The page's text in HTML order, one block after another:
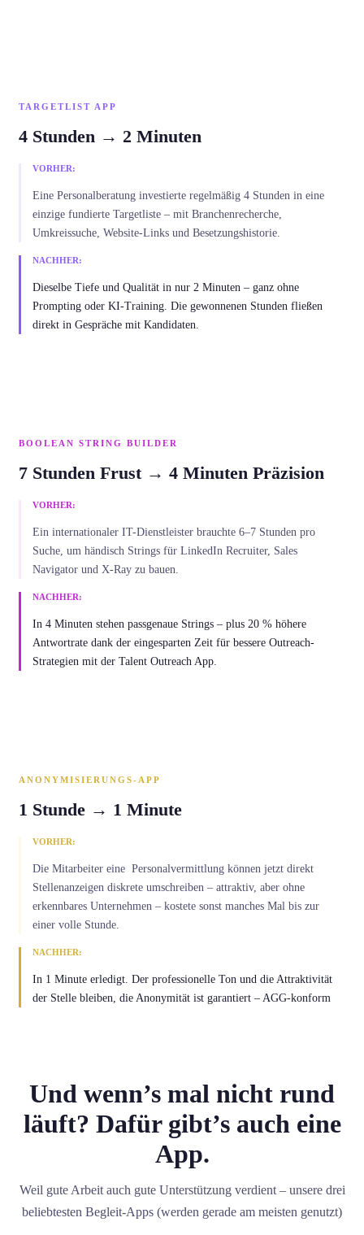
TARGETLIST APP
4 Stunden → 2 Minuten
VORHER:
Eine Personalberatung investierte regelmäßig 4 Stunden in eine
einzige fundierte Targetliste – mit Branchenrecherche,
Umkreissuche, Website-Links und Besetzungshistorie.
NACHHER:
Dieselbe Tiefe und Qualität in nur 2 Minuten – ganz ohne
Prompting oder KI-Training. Die gewonnenen Stunden fließen
direkt in Gespräche mit Kandidaten.
BOOLEAN STRING BUILDER
7 Stunden Frust → 4 Minuten Präzision
VORHER:
Ein internationaler IT-Dienstleister brauchte 6–7 Stunden pro
Suche, um händisch Strings für LinkedIn Recruiter, Sales
Navigator und X-Ray zu bauen.
NACHHER:
In 4 Minuten stehen passgenaue Strings – plus 20 % höhere
Antwortrate dank der eingesparten Zeit für bessere Outreach-
Strategien mit der Talent Outreach App.
ANONYMISIERUNGS-APP
1 Stunde → 1 Minute
VORHER:
Die Mitarbeiter eine Personalvermittlung können jetzt direkt
Stellenanzeigen diskrete umschreiben – attraktiv, aber ohne
erkennbares Unternehmen – kostete sonst manches Mal bis zur
einer volle Stunde.
NACHHER:
In 1 Minute erledigt. Der professionelle Ton und die Attraktivität
der Stelle bleiben, die Anonymität ist garantiert – AGG-konform
Und wenn’s mal nicht rund
läuft? Dafür gibt’s auch eine
App.
Weil gute Arbeit auch gute Unterstützung verdient – unsere drei
beliebtesten Begleit-Apps (werden gerade am meisten genutzt)